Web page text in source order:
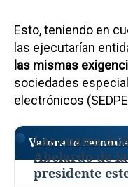
Esto, teniendo en
las ejecutarían
las mismas
sociedades
electrónicos
Valora te
Las cuatro
Abelardo de
presidente